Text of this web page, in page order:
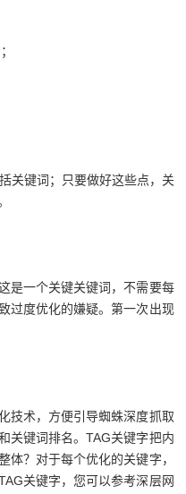
键词；只要做好这些点，关
一个关键关键词，不需要每
过度优化的嫌疑。第一次出现
术，方便引导蜘蛛深度抓取
关键词排名。TAG关键字把内
体？对于每个优化的关键字，
关键字，您可以参考深层网